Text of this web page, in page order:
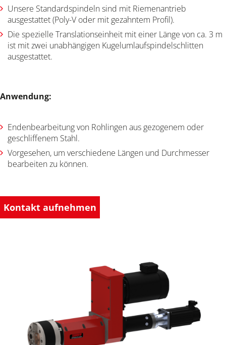
Unsere Standardspindeln sind mit Riemenantrieb
ausgestattet (Poly-V oder mit gezahntem Profil).
Die spezielle Translationseinheit mit einer Länge von ca. 3 m
ist mit zwei unabhängigen Kugelumlaufspindelschlitten
ausgestattet.
Anwendung:
Endenbearbeitung von Rohlingen aus gezogenem oder
geschliffenem Stahl.
Vorgesehen, um verschiedene Längen und Durchmesser
bearbeiten zu können.
Kontakt aufnehmen